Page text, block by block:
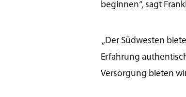
beginnen“, sagt
„Der Südwesten
Erfahrung
Versorgung bieten